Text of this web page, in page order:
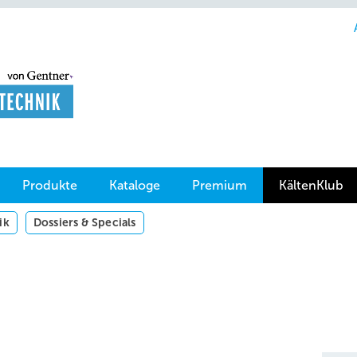
Produkte Kataloge Premium KältenKlub
Dossiers & Specials